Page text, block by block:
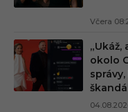
Včera
„Ukáž,
okolo